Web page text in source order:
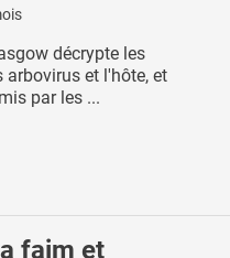
décrypte les
arbovirus et l'hôte, et
par les ...
faim et